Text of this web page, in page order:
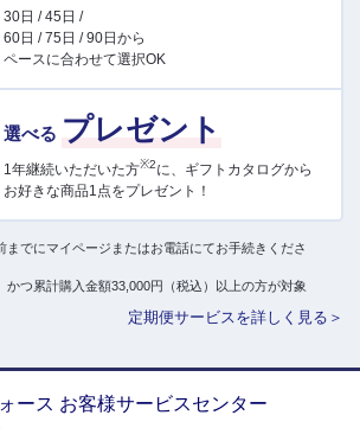
30日 / 45日 /
60日 / 75日 / 90日から
ペースに合わせて選択OK
選べる プレゼント
1年継続いただいた方※2に、ギフトカタログから
お好きな商品1点をプレゼント！
でにマイページまたはお電話にてお手続きくださ
つ累計購入金額33,000円（税込）以上の方が対象
定期便サービスを詳しく見る＞
ース お客様サービスセンター